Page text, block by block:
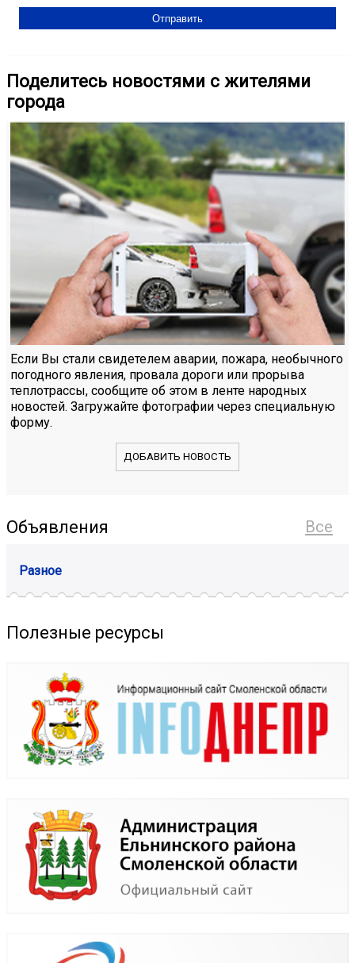
Поделитесь новостями с жителями
города
Если Вы стали свидетелем аварии, пожара, необычного
погодного явления, провала дороги или прорыва
теплотрассы, сообщите об этом в ленте народных
новостей. Загружайте фотографии через специальную
форму.
ДОБАВИТЬ НОВОСТЬ
Все
Объявления
Разное
Полезные ресурсы